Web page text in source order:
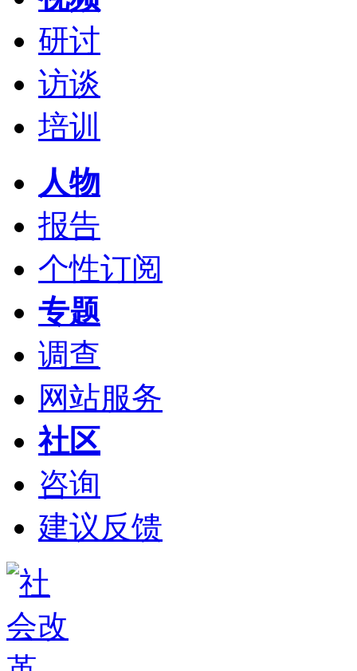
研讨
访谈
培训
人物
报告
个性订阅
专题
调查
网站服务
社区
咨询
建议反馈